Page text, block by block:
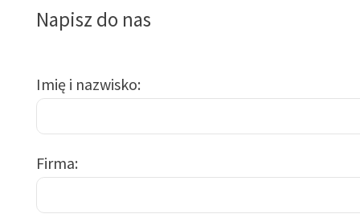
Napisz do nas
Imię i nazwisko
Firma